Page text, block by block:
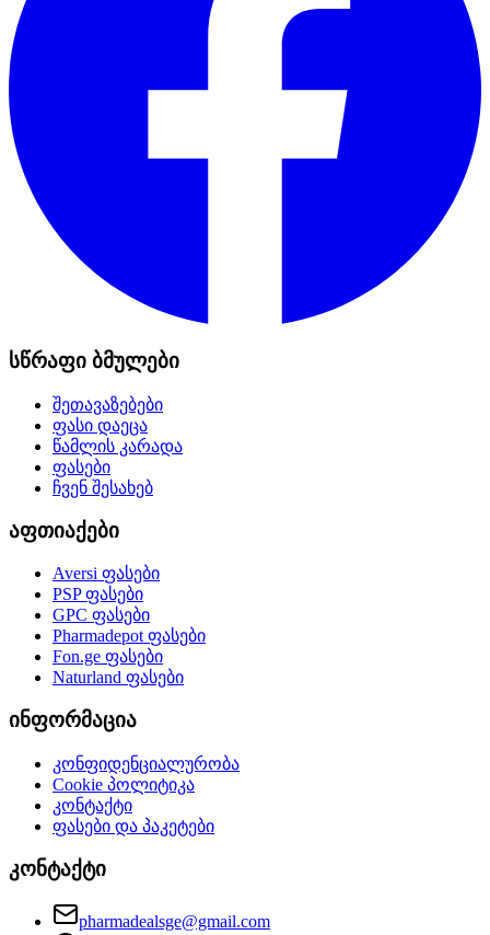
სწრაფი ბმულები
შეთავაზებები
ფასი დაეცა
წამლის კარადა
ფასები
ჩვენ შესახებ
აფთიაქები
Aversi ფასები
PSPფასები
GPC ფასები
Pharmadepotფასები
Fon.ge ფასები
Naturland ფასები
ინფორმაცია
კონფიდენციალურობა
Cookie პოლიტიკა
კონტაქტი
ფასები და პაკეტები
კონტაქტი
pharmadealsge@gmail.com